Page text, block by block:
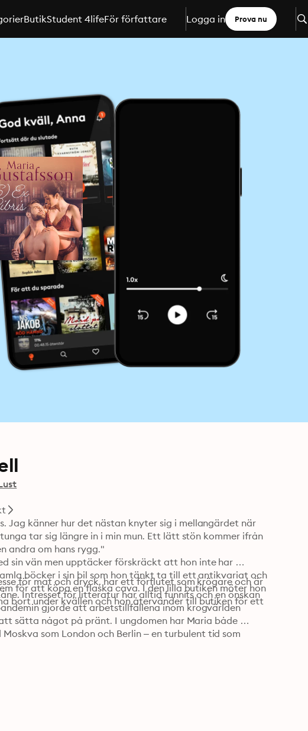
ButikStudent 4lifeFör författare Logga in Prova nu
Jag känner hur det nästan knyter sig i mellangärdet när
tar sig längre in i min mun. Ett lätt stön kommer ifrån
andra om hans rygg."
sin vän men upptäcker förskräckt att hon inte har
böcker i sin bil som hon tänkt ta till ett antikvariat och
för att köpa en flaska cava. I den lilla butiken möter hon
bort under kvällen och hon återvänder till butiken för ett
för mat och dryck, har ett förflutet som krögare och är
Intresset för litteratur har alltid funnits och en önskan
gjorde att arbetstillfällena inom krogvärlden
sätta något på pränt. I ungdomen har Maria både
som London och Berlin – en turbulent tid som